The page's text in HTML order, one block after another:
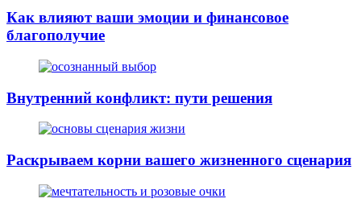
Как влияют ваши эмоции и финансовое
благополучие
Внутренний конфликт: пути решения
Раскрываем корни вашего жизненного сценария